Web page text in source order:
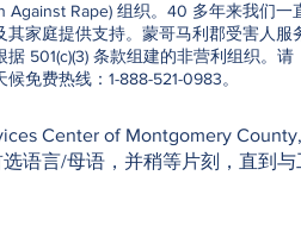
Against Rape) 组织。40 多年来我们一
其家庭提供支持。蒙哥马利郡受害人服
据 501(c)(3) 条款组建的非营利组织。请
免费热线：1-888-521-0983。
Center of Montgomery
语言/母语，并稍等片刻，直到